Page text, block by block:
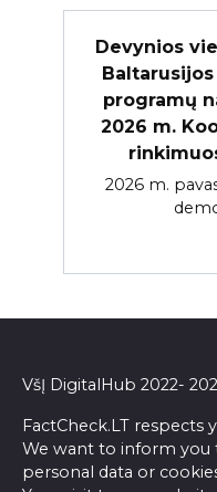
Devynios
programų
2026 m.
2026 m.
VšĮ DigitalHub 2022-
FactCheck.LT respects
We want to inform
personal data or